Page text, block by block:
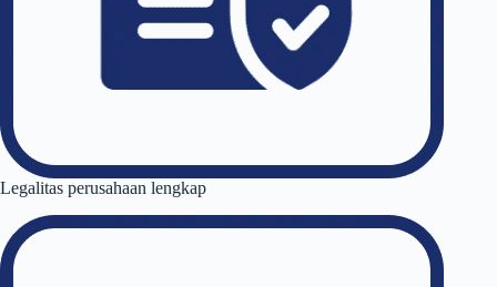
Legalitas perusahaan lengkap